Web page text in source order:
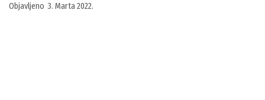
Objavljeno 3. Marta 2022.